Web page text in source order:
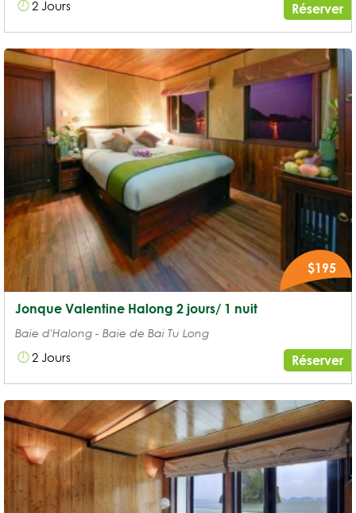
2 Jours Réserver
$195
Jonque Valentine Halong 2 jours/ 1 nuit
Baie d'Halong - Baie de Bai Tu Long
2 Jours Réserver